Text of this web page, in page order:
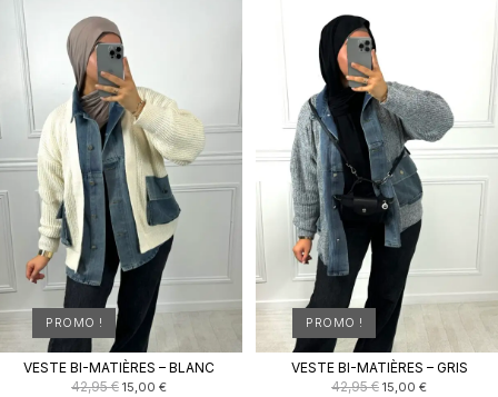
PROMO !
VESTE BI-MATIÈRES – BLANC
42,95€ Le
15,00 €
PROMO !
VESTE BI-MATIÈRES – GRIS
42,95€ Le
15,00 €